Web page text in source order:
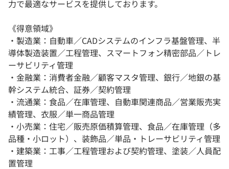
力で最適なサービスを提供しております。
《得意領域》
・製造業：自動車／CADシステムのインフラ基盤管理、半
導体製造装置／工程管理、スマートフォン精密部品／トレ
ーサビリティ管理
・金融業：消費者金融／顧客マスタ管理、銀行／地銀の基
幹システム統合、証券／契約管理
・流通業：食品／在庫管理、自動車関連商品／営業販売実
績管理、衣服／単一商品管理
・小売業：住宅／販売原価積算管理、食品／在庫管理（多
品種・小ロット）、装飾品／単品・トレーサビリティ管理
・建築業：工事／工程管理および契約管理、塗装／人員配
置管理